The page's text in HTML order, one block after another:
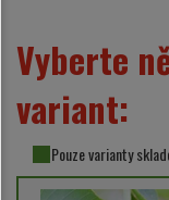
Vyberte
variant:
Pouze varianty